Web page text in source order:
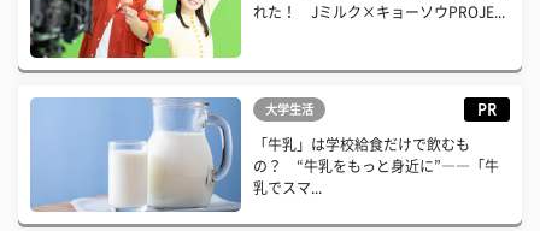
れた！ Jミルク×キョーソウPROJE...
大学生活 PR
「牛乳」は学校給食だけで飲むも
の？ “牛乳をもっと身近に”――「牛
乳でスマ...